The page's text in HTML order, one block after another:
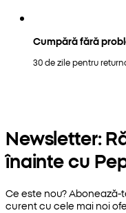
Cumpără fără
30 de zile pentru
Newsletter:
înainte cu
Ce este nou?
curent cu cele mai noi